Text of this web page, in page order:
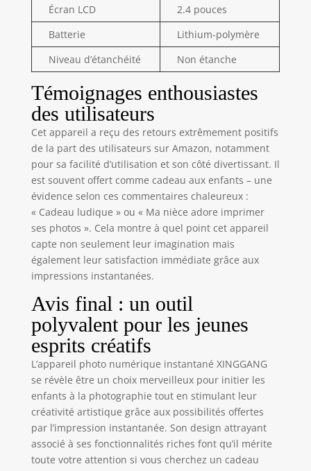
pour enfants offre
un zoom 8x
impressionnant,
permettant aux
enfants de se
leurs sujets et de
BATTERIE
PUISSANTE &
CARTE TF 32GB】
Appareils photos
numériques
enfants est équipé
d'une batterie
rechargeable de
1800mAh, il peut
6 heures sur une
charge complète.
La carte TF de 32
un espace de
stockage suffisant
pour des milliers
de photos et de
vidéos, permettant
aux enfants de
documenter leurs
souvenirs sans
Écran LCD
2.4 pouces
Batterie
Lithium-polymère
Niveau d’étanchéité
Non étanche
Témoignages enthousiastes
des utilisateurs
Cet appareil a reçu des retours extrêmement positifs
de la part des utilisateurs sur Amazon, notamment
pour sa facilité d’utilisation et son côté divertissant. Il
est souvent offert comme cadeau aux enfants – une
évidence selon ces commentaires chaleureux :
« Cadeau ludique » ou « Ma nièce adore imprimer
ses photos ». Cela montre à quel point cet appareil
capte non seulement leur imagination mais
également leur satisfaction immédiate grâce aux
impressions instantanées.
Avis final : un outil
polyvalent pour les jeunes
esprits créatifs
L’appareil photo numérique instantané XINGGANG
se révèle être un choix merveilleux pour initier les
enfants à la photographie tout en stimulant leur
créativité artistique grâce aux possibilités offertes
par l’impression instantanée. Son design attrayant
associé à ses fonctionnalités riches font qu’il mérite
toute votre attention si vous cherchez un cadeau